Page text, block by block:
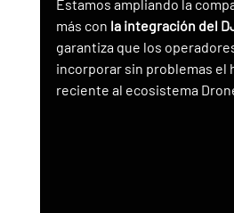
Estamos ampliando la
más con la integración del
garantiza que los
incorporar sin problemas el
reciente al ecosistema